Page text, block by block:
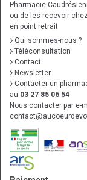
Pharmacie
ou de les recevoir
en point retrait
Qui sommes-nous ?
Téléconsultation
Contact
Newsletter
Contacter un
au 03 27 85 06 54
Nous contacter par e-
contact@